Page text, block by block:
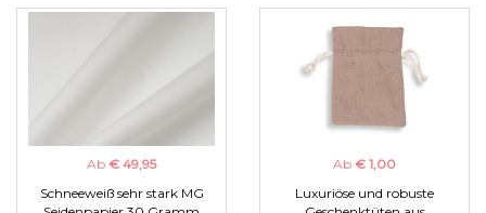
Ab € 49,95
Schneeweiß sehr stark MG
Ab € 1,00
Luxuriöse und robuste